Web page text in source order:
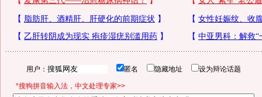
用户： 匿名 隐藏地址 设为辩论话题
*搜狗拼音输入法，中文处理专家>>